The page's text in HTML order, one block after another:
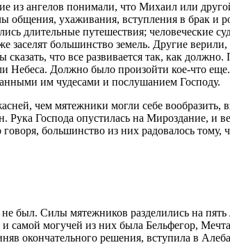
из ангелов понимали, что Михаил или
общения, ухаживания, вступления в брак
длительные путешествия;
большинство земель. Другие
что все развивается так, как
Небеса. Должно было произойти кое-что
им чудесами и послушанием Господу.
чем мятежники могли себе
Господа опустилась на Мироздание, и
большинство из них радовалось тому,
был. Силы мятежников разделились на
самой могучей из них была Бельфегор,
окончательного решения, вступила в